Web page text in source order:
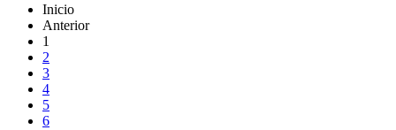
Inicio
Anterior
1
2
3
4
5
6